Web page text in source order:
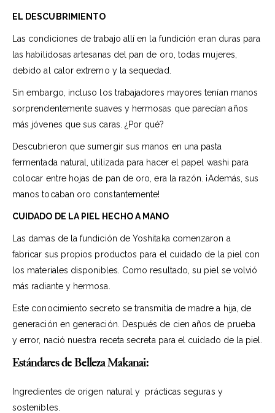
EL DESCUBRIMIENTO
Las condiciones de trabajo allí en la fundición eran duras para
las habilidosas artesanas del pan de oro, todas mujeres,
debido al calor extremo y la sequedad.
Sin embargo, incluso los trabajadores mayores tenían manos
sorprendentemente suaves y hermosas que parecían años
más jóvenes que sus caras. ¿Por qué?
Descubrieron que sumergir sus manos en una pasta
fermentada natural, utilizada para hacer el papel washi para
colocar entre hojas de pan de oro, era la razón. ¡Además, sus
manos tocaban oro constantemente!
CUIDADO DE LA PIEL HECHO A MANO
Las damas de la fundición de Yoshitaka comenzaron a
fabricar sus propios productos para el cuidado de la piel con
los materiales disponibles. Como resultado, su piel se volvió
más radiante y hermosa.
Este conocimiento secreto se transmitía de madre a hija, de
generación en generación. Después de cien años de prueba
y error, nació nuestra receta secreta para el cuidado de la piel.
Estándares de Belleza Makanai:
Ingredientes de origen natural y prácticas seguras y
sostenibles.